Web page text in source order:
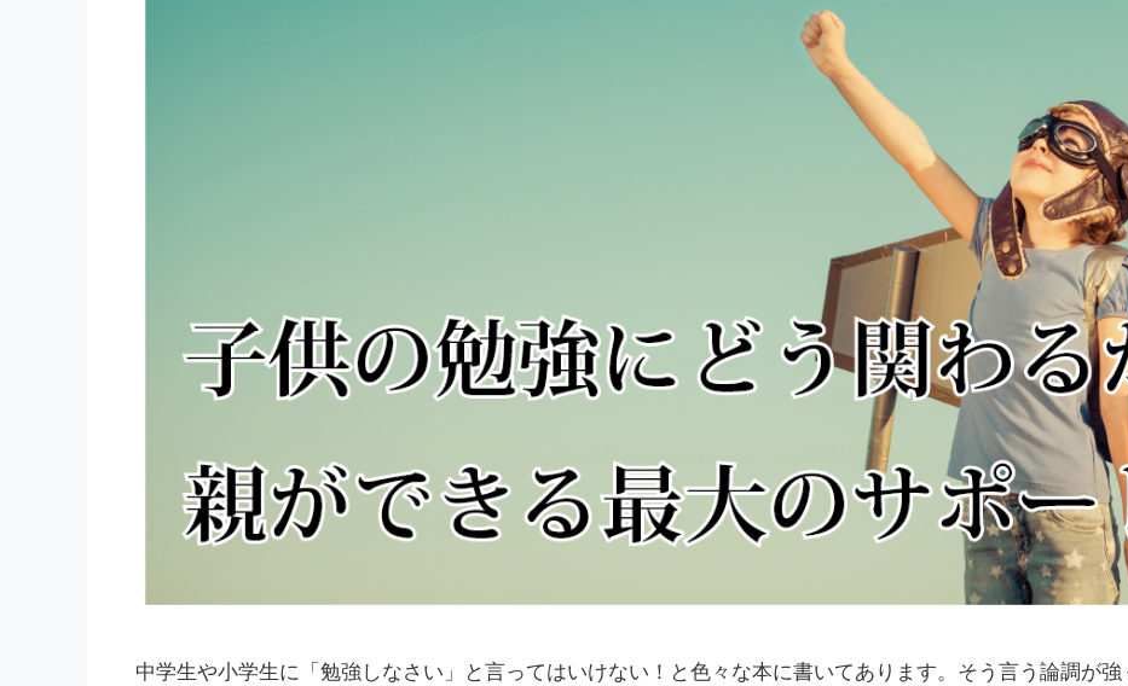
中学生や小学生に「勉強しなさい」と言ってはいけない！と色々な本に書いてあります。そう言う論調が